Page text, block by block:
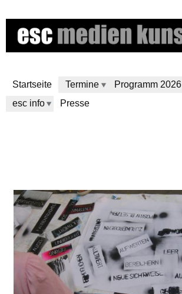
zum
Inhalt
Startseite Termine Programm 2026
esc info
Presse
c
m
e
d